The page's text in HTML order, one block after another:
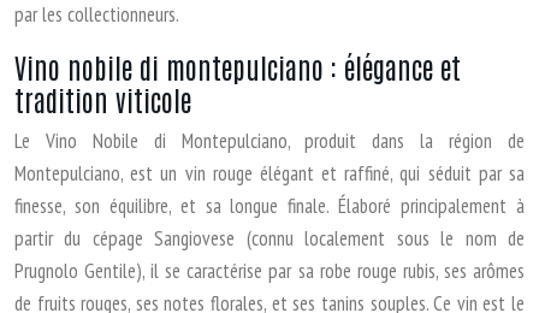
par les collectionneurs.
Vino nobile di montepulciano : élégance et
tradition viticole
Le Vino Nobile di Montepulciano, produit dans la région de
Montepulciano, est un vin rouge élégant et raffiné, qui séduit par sa
finesse, son équilibre, et sa longue finale. Élaboré principalement à
partir du cépage Sangiovese (connu localement sous le nom de
Prugnolo Gentile), il se caractérise par sa robe rouge rubis, ses arômes
de fruits rouges, ses notes florales, et ses tanins souples. Ce vin est le